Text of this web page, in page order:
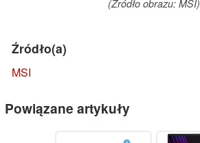
(Źródło obrazu: MSI)
Źródło(a)
MSI
Powiązane artykuły